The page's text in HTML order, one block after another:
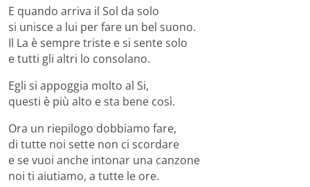
E quando arriva il Sol da solo
si unisce a lui per fare un bel suono.
Il La è sempre triste e si sente solo
e tutti gli altri lo consolano.
Egli si appoggia molto al Si,
questi è più alto e sta bene così.
Ora un riepilogo dobbiamo fare,
di tutte noi sette non ci scordare
e se vuoi anche intonar una canzone
noi ti aiutiamo, a tutte le ore.